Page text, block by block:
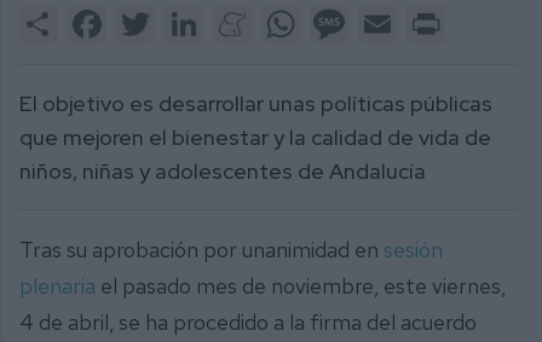
2
Share FacebookTwitter LinkedInMeneameWhatsAppMessage
Email
El objetivo es desarrollar unas políticas públicas
que mejoren el bienestar y la calidad de vida de
niños, niñas y adolescentes de Andalucía
Tras su aprobación por unanimidad en sesión
plenaria el pasado mes de noviembre, este viernes,
4 de abril, se ha procedido a la firma del acuerdo